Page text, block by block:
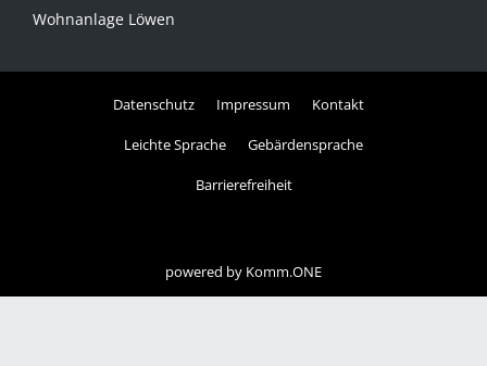
Wohnanlage Löwen
Datenschutz Impressum Kontakt
Leichte Sprache Gebärdensprache
Barrierefreiheit
powered by Komm.ONE